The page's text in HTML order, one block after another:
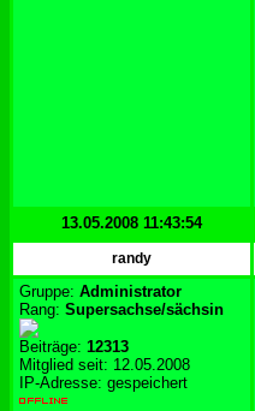
13.05.2008 11:43:54
randy
Gruppe: Administrator
Rang: Supersachse/sächsin
Beiträge: 12313
Mitglied seit: 12.05.2008
IP-Adresse: gespeichert